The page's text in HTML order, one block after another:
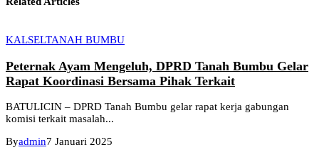
KALSELTANAH BUMBU
Peternak Ayam Mengeluh, DPRD Tanah Bumbu Gelar
Rapat Koordinasi Bersama Pihak Terkait
BATULICIN – DPRD Tanah Bumbu gelar rapat kerja gabungan
komisi terkait masalah...
Byadmin7 Januari 2025